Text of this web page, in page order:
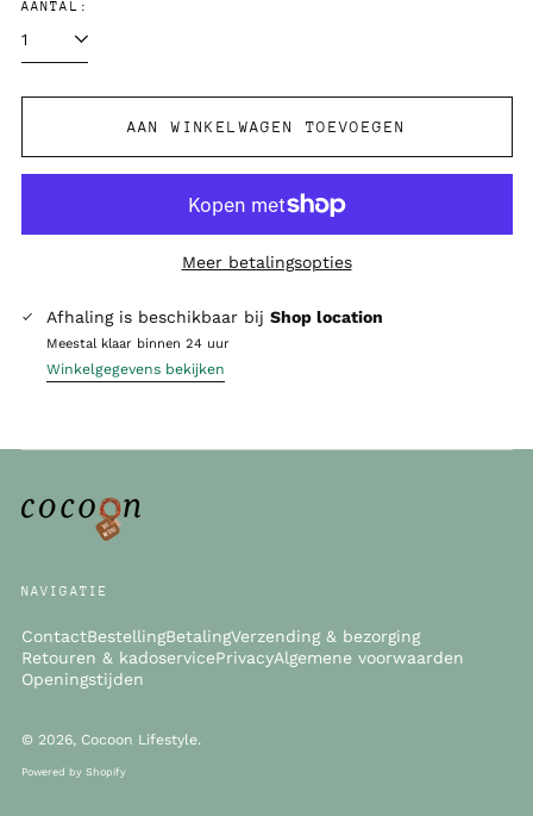
AANTAL:
AAN WINKELWAGEN TOEVOEGEN
Meer betalingsopties
Afhaling is beschikbaar bij Shop location
Meestal klaar binnen 24 uur
Winkelgegevens bekijken
NAVIGATIE
ContactBestellingBetalingVerzending & bezorging
Retouren & kadoservicePrivacyAlgemene voorwaarden
Openingstijden
© 2026, Cocoon Lifestyle.
Powered by Shopify